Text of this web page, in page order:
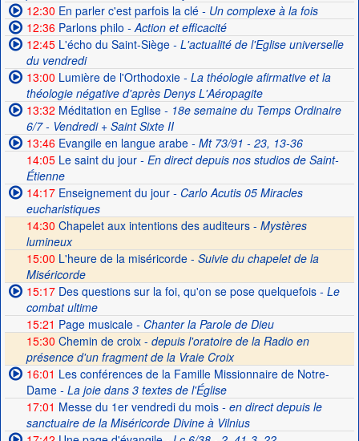
12:30 En parler c'est parfois la clé- Un complexe à la fois
12:36Parlons philo - Action et efficacité
12:45L'écho du Saint-Siège- L'actualité de l'Eglise universelle
du vendredi
13:00 Lumière de l'Orthodoxie- La théologie afirmative et la
théologie négative d'après Denys L'Aéropagite
13:32 Méditation en Eglise- 18e semaine du Temps Ordinaire
6/7 - Vendredi + Saint Sixte II
13:46Evangile en langue arabe- Mt 73/91 - 23, 13-36
14:05Le saint du jour- En direct depuis nos studios de Saint-
Étienne
14:17Enseignement du jour- Carlo Acutis 05 Miracles
eucharistiques
14:30 Chapelet aux intentions des auditeurs - Mystères
lumineux
15:00 L'heure de la miséricorde - Suivie du chapelet de la
Miséricorde
15:17Des questions sur la foi, qu'on se pose quelquefois- Le
combat ultime
15:21 Page musicale- Chanter la Parole de Dieu
15:30 Chemin de croix - depuis l'oratoire de la Radio en
présence d'un fragment de la Vraie Croix
16:01 Les conférences de la Famille Missionnaire de Notre-
Dame- La joie dans 3 textes de l'Église
17:01 Messe du 1er vendredi du mois- en direct depuis le
sanctuaire de la Miséricorde Divine à Vilnius